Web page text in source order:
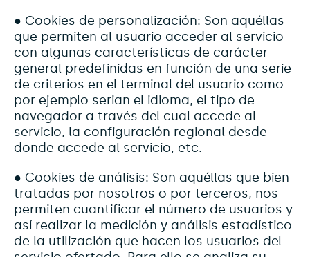
● Cookies de personalización: Son aquéllas
que permiten al usuario acceder al servicio
con algunas características de carácter
general predefinidas en función de una serie
de criterios en el terminal del usuario como
por ejemplo serian el idioma, el tipo de
navegador a través del cual accede al
servicio, la configuración regional desde
donde accede al servicio, etc.
● Cookies de análisis: Son aquéllas que bien
tratadas por nosotros o por terceros, nos
permiten cuantificar el número de usuarios y
así realizar la medición y análisis estadístico
de la utilización que hacen los usuarios del